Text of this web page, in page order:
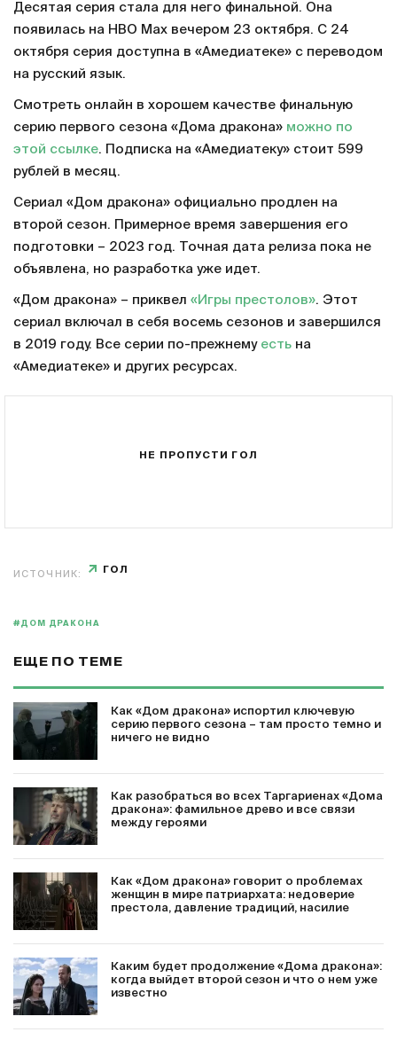
Десятая серия стала для него финальной. Она
появилась на HBO Max вечером 23 октября. С 24
октября серия доступна в «Амедиатеке» с переводом
на русский язык.
Смотреть онлайн в хорошем качестве финальную
серию первого сезона «Дома дракона» можно по
этой ссылке. Подписка на «Амедиатеку» стоит 599
рублей в месяц.
Сериал «Дом дракона» официально продлен на
второй сезон. Примерное время завершения его
подготовки – 2023 год. Точная дата релиза пока не
объявлена, но разработка уже идет.
«Дом дракона» – приквел «Игры престолов». Этот
сериал включал в себя восемь сезонов и завершился
в 2019 году. Все серии по-прежнему есть на
«Амедиатеке» и других ресурсах.
НЕ ПРОПУСТИ ГОЛ
ИСТОЧНИК: ГОЛ
#ДОМ ДРАКОНА
ЕЩЕ ПО ТЕМЕ
Как «Дом дракона» испортил ключевую
серию первого сезона – там просто темно и
ничего не видно
Как разобраться во всех Таргариенах «Дома
дракона»: фамильное древо и все связи
между героями
Как «Дом дракона» говорит о проблемах
женщин в мире патриархата: недоверие
престола, давление традиций, насилие
Каким будет продолжение «Дома дракона»:
когда выйдет второй сезон и что о нем уже
известно